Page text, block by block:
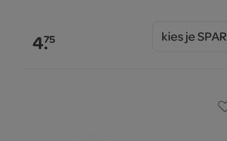
4.75 kies je SPAR